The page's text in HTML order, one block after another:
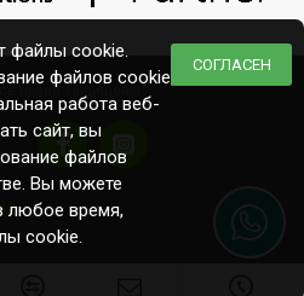
права защищены
СОГЛАСЕН
файлы cookie.
файлов cookie,
работа веб-
сайт, вы
файлов
Вы можете
любое время,
cookie.